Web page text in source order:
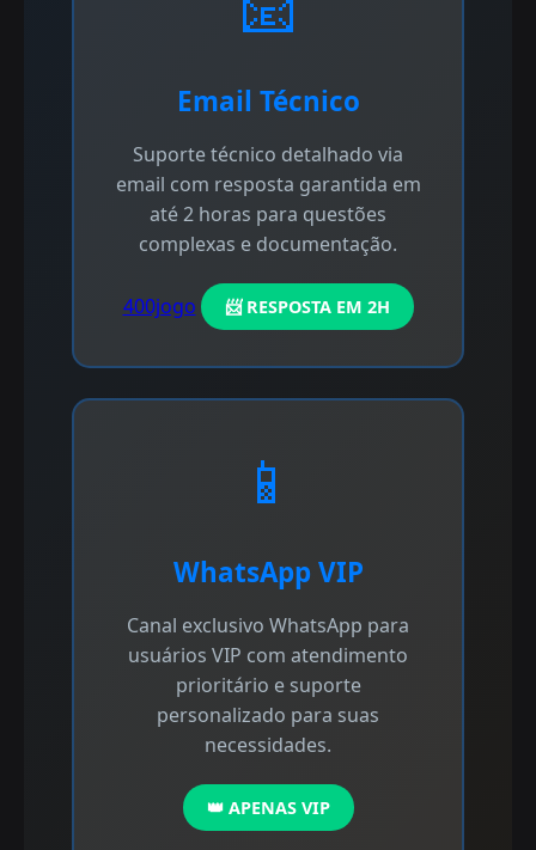
Email Técnico
Suporte técnico detalhado via
email com resposta garantida em
até 2 horas para questões
complexas e documentação.
400jogo 📨 RESPOSTA EM 2H
📱
WhatsApp VIP
Canal exclusivo WhatsApp para
usuários VIP com atendimento
prioritário e suporte
personalizado para suas
necessidades.
👑 APENAS VIP